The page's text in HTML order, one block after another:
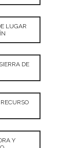
LUGAR
DE
Y